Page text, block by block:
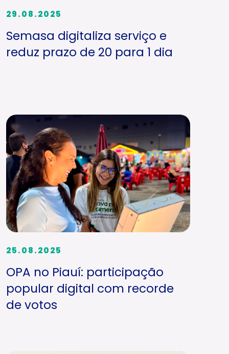
29.08.2025
Semasa digitaliza serviço e
reduz prazo de 20 para 1 dia
25.08.2025
OPA no Piauí: participação
popular digital com recorde
de votos